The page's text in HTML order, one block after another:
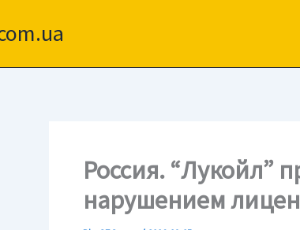
Россия. “Лукойл”
нарушением